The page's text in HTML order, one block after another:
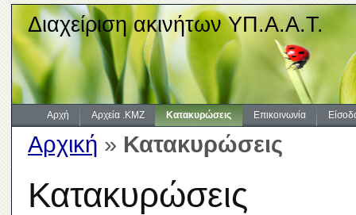
Διαχείριση ακινήτων ΥΠ.Α.Α.Τ.
Αρχή Αρχεία .KMZ Κατακυρώσεις Επικοινωνία
Αρχική » Κατακυρώσεις
Κατακυρώσεις